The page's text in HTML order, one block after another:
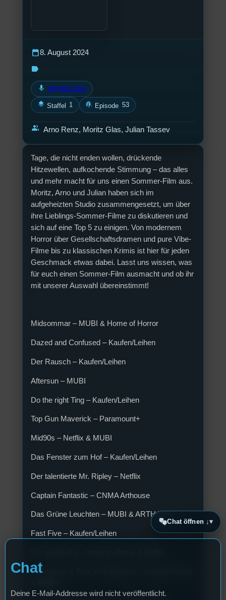
Tage, die nicht enden wollen, drückende
Hitzewellen, aufkochende Stimmung – das alles
und mehr macht für uns einen Sommer-Film aus.
Moritz, Arno und Julian haben sich im
aufgeheizten Studio zusammengesetzt, um über
ihre Lieblings-Sommer-Filme zu diskutieren und
sich auf eine Top 5 zu einigen. Von modernem
Horror über Gesellschaftsdramen und pure Vibe-
Filme bis zu klassischen Krimis ist hier für jeden
Geschmack etwas dabei. Lasst uns wissen, was
für euch einen Sommer-Film ausmacht und ob ihr
mit unserer Auswahl übereinstimmt!
Midsommar – MUBI & Home of Horror
Dazed and Confused – Kaufen/Leihen
Der Rausch – Kaufen/Leihen
Aftersun – MUBI
Do the right Ting – Kaufen/Leihen
Top Gun Maverick – Paramount+
Mid90s – Netflix & MUBI
Das Fenster zum Hof – Kaufen/Leihen
Der talentierte Mr. Ripley – Netflix
Captain Fantastic – CNMA Arthouse
Das Grüne Leuchten – MUBI & ARTHAUS+
Fast Five – Kaufen/Leihen
Once upon a Time in Hollywood – Amazon Prime
calendar_today8. August 2024
label
mic UR-Watchlist
layers Staffel 1 podcasts Episode 53
group Arno Renz, Moritz Glas, Julian Tassev
Chat öffnen ↓
Chat
Deine E-Mail-Addresse wird nicht veröffentlicht.